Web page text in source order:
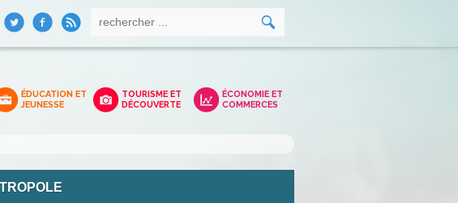
ÉDUCATION ET
JEUNESSE
TOURISME ET
DÉCOUVERTE
ÉCONOMIE ET
COMMERCES